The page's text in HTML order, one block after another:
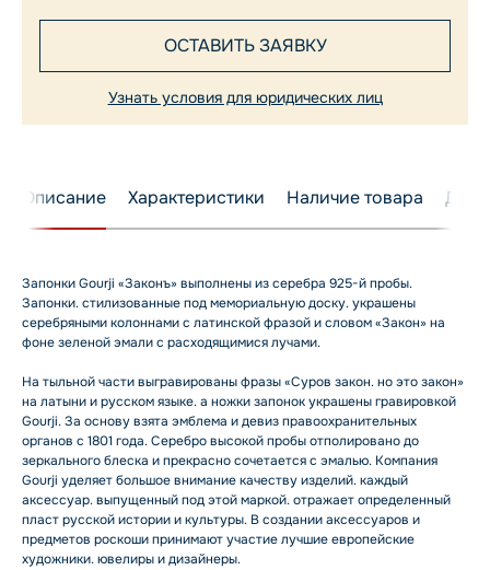
ОСТАВИТЬ ЗАЯВКУ
Узнать условия для юридических лиц
Описание Характеристики Наличие товара
Запонки Gourji «Законъ» выполнены из серебра 925-й пробы.
Запонки. стилизованные под мемориальную доску. украшены
серебряными колоннами с латинской фразой и словом «Закон» на
фоне зеленой эмали с расходящимися лучами.
На тыльной части выгравированы фразы «Суров закон. но это закон»
на латыни и русском языке. а ножки запонок украшены гравировкой
Gourji. За основу взята эмблема и девиз правоохранительных
органов с 1801 года. Серебро высокой пробы отполировано до
зеркального блеска и прекрасно сочетается с эмалью. Компания
Gourji уделяет большое внимание качеству изделий. каждый
аксессуар. выпущенный под этой маркой. отражает определенный
пласт русской истории и культуры. В создании аксессуаров и
предметов роскоши принимают участие лучшие европейские
художники. ювелиры и дизайнеры.